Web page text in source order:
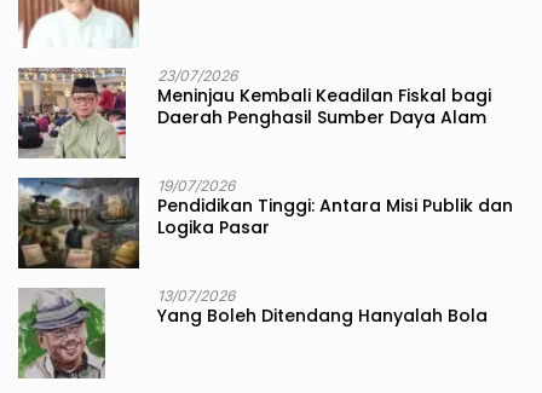
23/07/2026
Meninjau Kembali Keadilan Fiskal bagi
Daerah Penghasil Sumber Daya Alam
19/07/2026
Pendidikan Tinggi: Antara Misi Publik dan
Logika Pasar
13/07/2026
Yang Boleh Ditendang Hanyalah Bola